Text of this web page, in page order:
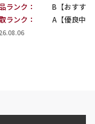
ランク：
B【おすすめ
ランク：
A【優良中古